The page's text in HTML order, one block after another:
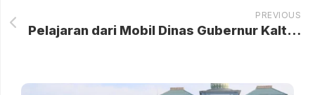
PREVIOUS
Pelajaran dari Mobil Dinas Gubernur Kaltim Rp 8,5 M: Pengawasan Publik dan Skala Prioritas Anggaran